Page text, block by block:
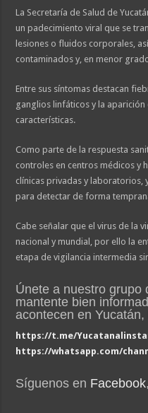
La Secretaría de Salud de
un padecimiento viral que se
lesiones o fluidos corporales,
contaminados y, en menor
Entre sus síntomas destacan
ganglios linfáticos y la
características.
Como parte de la respuesta
controles en centros médicos y
clínicas privadas y laboratorios,
para detectar de forma
Cabe señalar que el virus de la
nacional y mundial, por ello la
etapa de vigilancia intermedia
Únete a nuestro grupo
mantente bien
acontecen en
https://t.me/
https://whatsapp.com/
Síguenos en Facebook